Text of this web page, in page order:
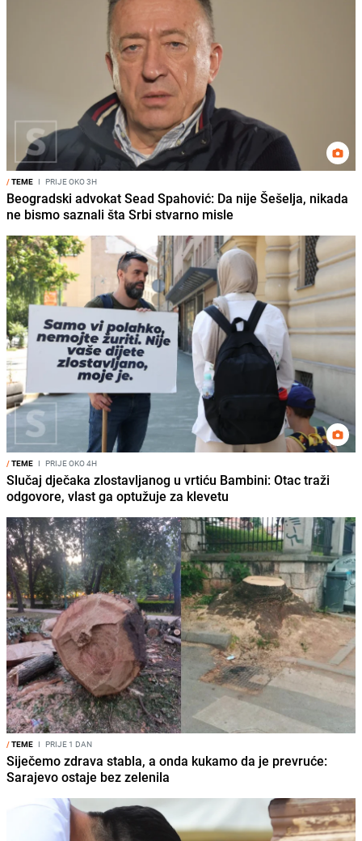
/TEME I PRIJE OKO 3H
Beogradski advokat Sead Spahović: Da nije Šešelja, nikada
ne bismo saznali šta Srbi stvarno misle
/TEME I PRIJE OKO 4H
Slučaj dječaka zlostavljanog u vrtiću Bambini: Otac traži
odgovore, vlast ga optužuje za klevetu
/TEME I PRIJE 1 DAN
Siječemo zdrava stabla, a onda kukamo da je prevruće:
Sarajevo ostaje bez zelenila